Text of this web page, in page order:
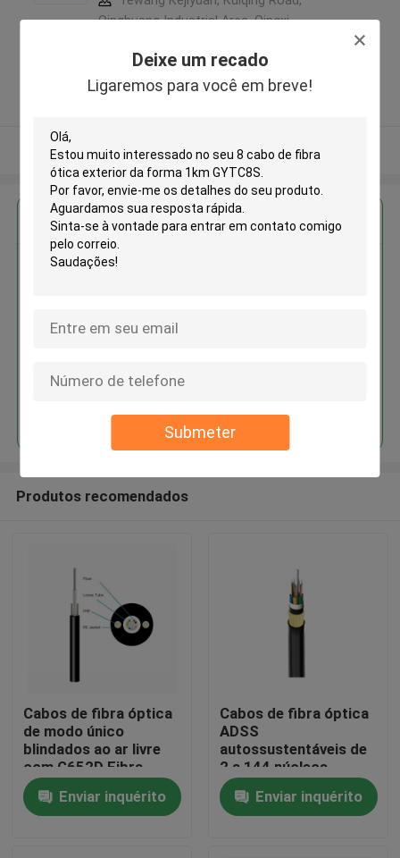
Deixe um recado
Ligaremos para você em breve!
Submeter
Casa
Produtos
Qinghuang Industrial Area, Qingxi
China ,CHINA
5.0
Veja mais
Obter o melhor preço para
Produtos recomendados
Cabos de fibra óptica
de modo único
blindados ao ar livre
com G652D Fibra
GYXTW
Enviar inquérito
Cabos de fibra óptica
ADSS
autossustentáveis de
2 a 144 núcleos
Enviar inquérito